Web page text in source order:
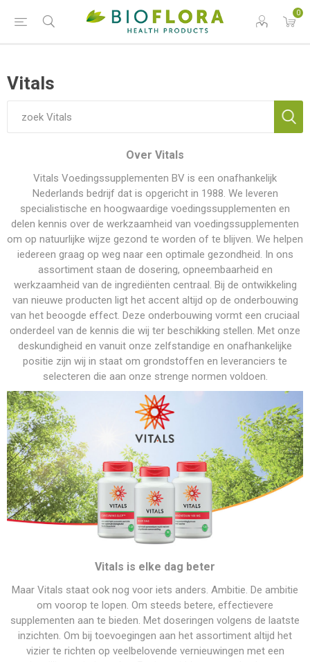
0
Vitals
Over Vitals
Vitals Voedingssupplementen BV is een onafhankelijk
Nederlands bedrijf dat is opgericht in 1988. We leveren
specialistische en hoogwaardige voedingssupplementen en
delen kennis over de werkzaamheid van voedingssupplementen
om op natuurlijke wijze gezond te worden of te blijven. We helpen
iedereen graag op weg naar een optimale gezondheid. In ons
assortiment staan de dosering, opneembaarheid en
werkzaamheid van de ingrediënten centraal. Bij de ontwikkeling
van nieuwe producten ligt het accent altijd op de onderbouwing
van het beoogde effect. Deze onderbouwing vormt een cruciaal
onderdeel van de kennis die wij ter beschikking stellen. Met onze
deskundigheid en vanuit onze zelfstandige en onafhankelijke
positie zijn wij in staat om grondstoffen en leveranciers te
selecteren die aan onze strenge normen voldoen.
Vitals is elke dag beter
Maar Vitals staat ook nog voor iets anders. Ambitie. De ambitie
om voorop te lopen. Om steeds betere, effectievere
supplementen aan te bieden. Met doseringen volgens de laatste
inzichten. Om bij toevoegingen aan het assortiment altijd het
vizier te richten op veelbelovende vernieuwingen met een